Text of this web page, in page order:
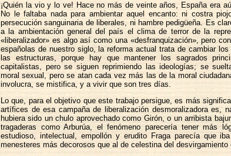
¡Quién la vio y lo ve! Hace no más de veinte años, España era
No le faltaba nada para ambientar aquel encanto: ni costra
persecución sanguinaria de liberales, ni hambre pedigüeña. Es
a la ambientación general del país el clima de terror de la
«liberalizador» es algo así como una «desfranquización», pero
españolas de nuestro siglo, la reforma actual trata de cambiar
las estructuras, porque hay que mantener los sagrados
capitalistas, pero se siguen reprimiendo las ideologías; se
moral sexual, pero se atan cada vez más las de la moral
involucra, se mistifica, y a vivir que son tres días.
Lo que, para el objetivo que este trabajo persigue, es más
artífices de esa campaña de liberalización desmoralizadora es,
hubiera sido un chulo aprovechado como Girón, o un arribista
tragaderas como Arburúa, el fenómeno parecería tener más
estudioso, intelectual, empollón y erudito Fraga parecía que
menesteres más decorosos que al de celestina del desvirgamiento